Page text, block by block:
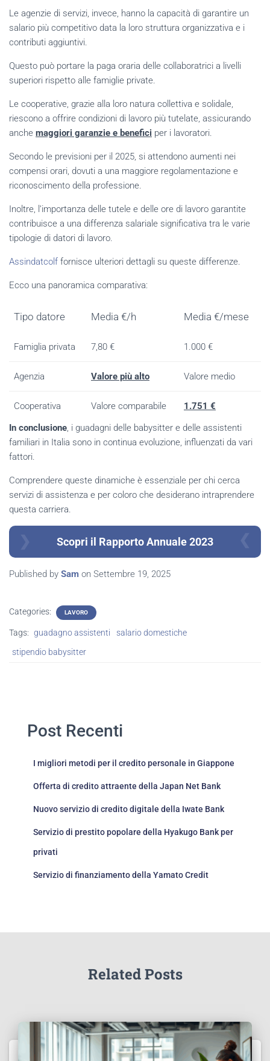
Le agenzie di servizi, invece, hanno la capacità di garantire un
salario più competitivo data la loro struttura organizzativa e i
contributi aggiuntivi.
Questo può portare la paga oraria delle collaboratrici a livelli
superiori rispetto alle famiglie private.
Le cooperative, grazie alla loro natura collettiva e solidale,
riescono a offrire condizioni di lavoro più tutelate, assicurando
anche maggiori garanzie e benefici per i lavoratori.
Secondo le previsioni per il 2025, si attendono aumenti nei
compensi orari, dovuti a una maggiore regolamentazione e
riconoscimento della professione.
Inoltre, l’importanza delle tutele e delle ore di lavoro garantite
contribuisce a una differenza salariale significativa tra le varie
tipologie di datori di lavoro.
Assindatcolf fornisce ulteriori dettagli su queste differenze.
Ecco una panoramica comparativa:
Tipo datore Media €/h Media €/mese
Famiglia privata 7,80 € 1.000 €
Agenzia Valore più alto Valore medio
Cooperativa Valore comparabile
1.751 €
In conclusione, i guadagni delle babysitter e delle assistenti
familiari in Italia sono in continua evoluzione, influenzati da vari
fattori.
Comprendere queste dinamiche è essenziale per chi cerca
servizi di assistenza e per coloro che desiderano intraprendere
questa carriera.
Scopri il Rapporto Annuale 2023
Published by Sam on Settembre 19, 2025
Categories: LAVORO
Tags: guadagno assistenti
salario domestiche
stipendio babysitter
Post Recenti
I migliori metodi per il credito personale in Giappone
Offerta di credito attraente della Japan Net Bank
Nuovo servizio di credito digitale della Iwate Bank
Servizio di prestito popolare della Hyakugo Bank per
privati
Servizio di finanziamento della Yamato Credit
Related Posts